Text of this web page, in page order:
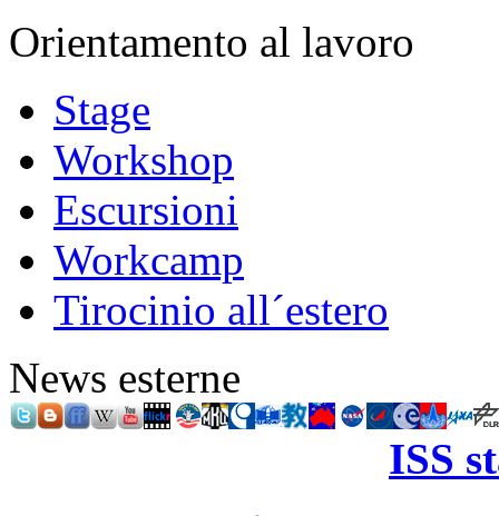
Orientamento al lavoro
Stage
Workshop
Escursioni
Workcamp
Tirocinio all´estero
News esterne
ISS